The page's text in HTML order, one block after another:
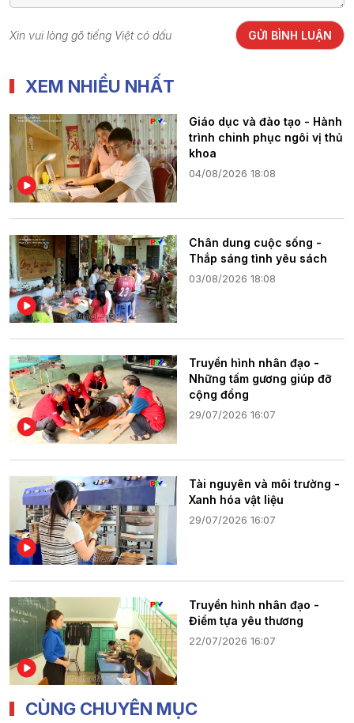
Xin vui lòng gõ tiếng Việt có dấu GỬI BÌNH LUẬN
XEM NHIỀU NHẤT
Giáo dục và đào tạo - Hành
trình chinh phục ngôi vị thủ
khoa
04/08/2026 18:08
Chân dung cuộc sống -
Thắp sáng tình yêu sách
03/08/2026 18:08
Truyền hình nhân đạo -
Những tấm gương giúp đỡ
cộng đồng
29/07/2026 16:07
Tài nguyên và môi trường -
Xanh hóa vật liệu
29/07/2026 16:07
Truyền hình nhân đạo -
Điểm tựa yêu thương
22/07/2026 16:07
CÙNG CHUYÊN MỤC